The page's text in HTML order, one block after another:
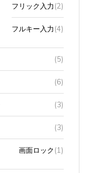
フルキー入力(4)
(5)
(6)
(3)
(3)
画面ロック(1)
(2)